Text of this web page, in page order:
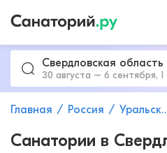
Свердловская область
30 августа – 6 сентября, 1
Главная Россия Уральский федеральный округ